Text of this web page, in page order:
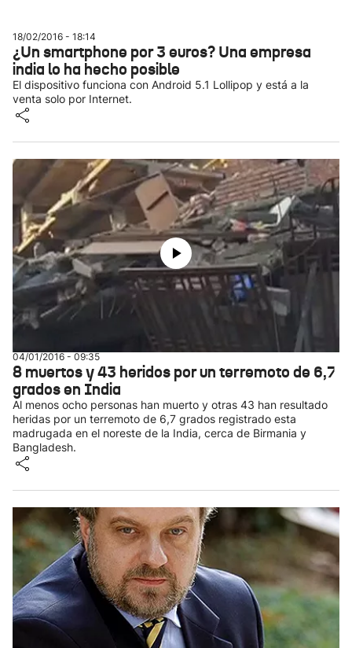
18/02/2016 - 18:14
¿Un smartphone por 3 euros? Una empresa
india lo ha hecho posible
El dispositivo funciona con Android 5.1 Lollipop y está a la
venta solo por Internet.
04/01/2016 - 09:35
8 muertos y 43 heridos por un terremoto de 6,7
grados en India
Al menos ocho personas han muerto y otras 43 han resultado
heridas por un terremoto de 6,7 grados registrado esta
madrugada en el noreste de la India, cerca de Birmania y
Bangladesh.